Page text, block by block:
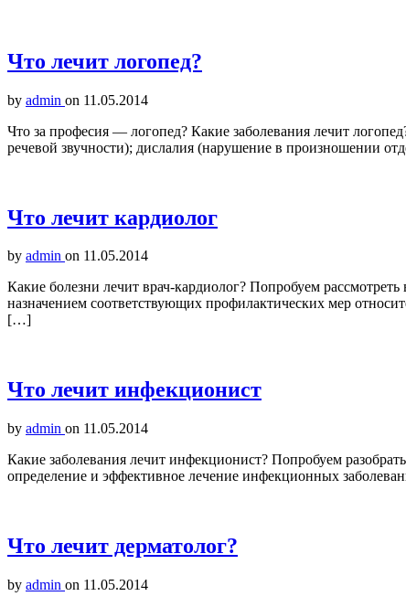
Что лечит логопед?
by admin on 11.05.2014
Что за професия — логопед? Какие заболевания лечит
речевой звучности); дислалия (нарушение в произношении
Что лечит кардиолог
by admin on 11.05.2014
Какие болезни лечит врач-кардиолог? Попробуем
назначением соответствующих профилактических мер
[…]
Что лечит инфекционист
by admin on 11.05.2014
Какие заболевания лечит инфекционист? Попробуем
определение и эффективное лечение инфекционных
Что лечит дерматолог?
by admin on 11.05.2014